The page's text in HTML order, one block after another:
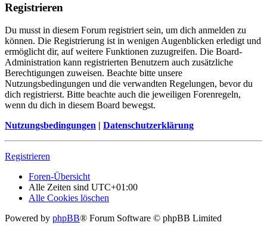
Registrieren
Du musst in diesem Forum registriert sein, um dich anmelden zu
können. Die Registrierung ist in wenigen Augenblicken erledigt und
ermöglicht dir, auf weitere Funktionen zuzugreifen. Die Board-
Administration kann registrierten Benutzern auch zusätzliche
Berechtigungen zuweisen. Beachte bitte unsere
Nutzungsbedingungen und die verwandten Regelungen, bevor du
dich registrierst. Bitte beachte auch die jeweiligen Forenregeln,
wenn du dich in diesem Board bewegst.
Nutzungsbedingungen | Datenschutzerklärung
Registrieren
Foren-Übersicht
Alle Zeiten sind UTC+01:00
Alle Cookies löschen
Powered by phpBB® Forum Software © phpBB Limited